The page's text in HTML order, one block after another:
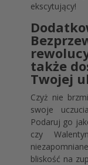
ekscytujący!
także
Twojej
Czyż nie
swoje
Podaruj go
czy
bliskość na